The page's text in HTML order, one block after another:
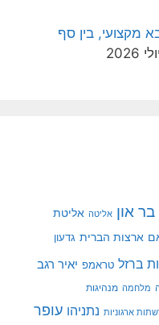
מקצועי, בין סף
און אליטה אליטת
ארצות הברית גדעון
ברזל טראמפ יאיר רגב
מלחמה מנהיגות
ארגוניות נתניהו עופר